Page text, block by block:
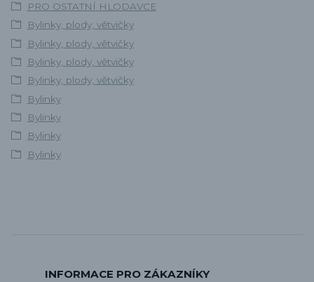
PRO OSTATNÍ HLODAVCE
Bylinky, plody, větvičky
Bylinky, plody, větvičky
Bylinky, plody, větvičky
Bylinky, plody, větvičky
Bylinky
Bylinky
Bylinky
Bylinky
INFORMACE PRO ZÁKAZNÍKY